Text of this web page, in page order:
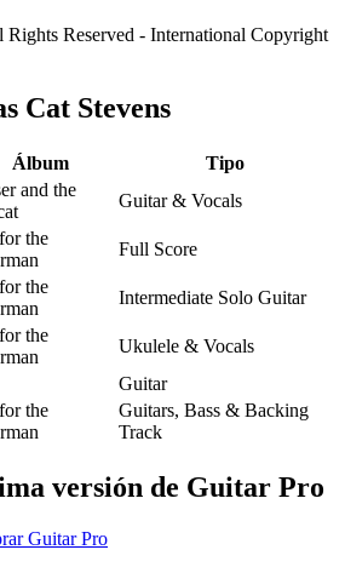
Reserved - International Copyright
Cat Stevens
Álbum
Tipo
and the
Guitar & Vocals
the
Full Score
the
Intermediate Solo Guitar
the
Ukulele & Vocals
Guitar
the
Guitars, Bass & Backing
Track
versión de Guitar Pro
Guitar Pro